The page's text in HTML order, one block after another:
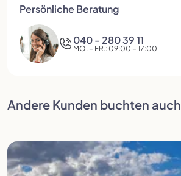
Persönliche Beratung
040 - 280 39 11
MO. – FR.: 09:00 – 17:00
Andere Kunden buchten auch
Reise öffnen